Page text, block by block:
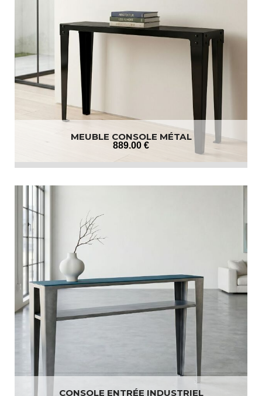
MEUBLE CONSOLE MÉTAL
889.00 €
CONSOLE ENTRÉE INDUSTRIEL